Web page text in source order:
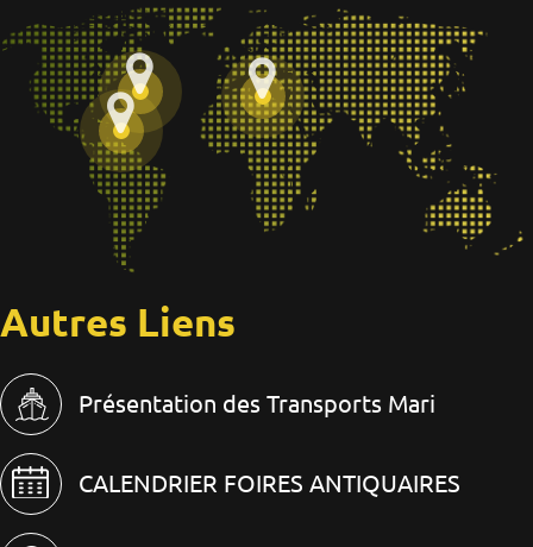
Autres Liens
Présentation des Transports Mari
CALENDRIER FOIRES ANTIQUAIRES